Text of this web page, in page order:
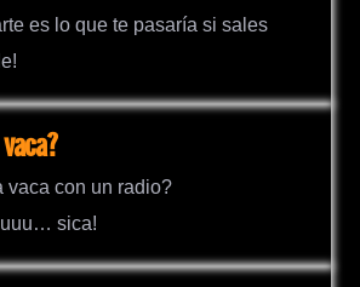
es lo que te pasaría si sales
vaca con un radio?
sica!